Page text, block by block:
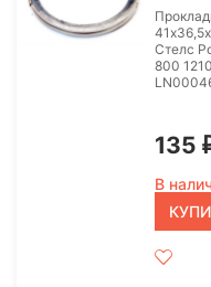
Стелс
800
135
В